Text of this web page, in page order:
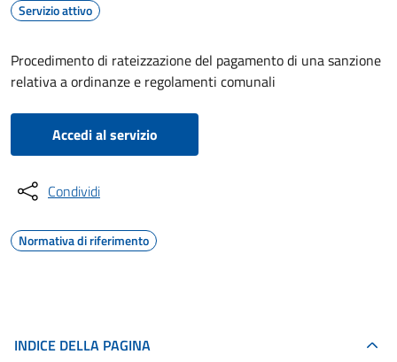
Servizio attivo
Procedimento di rateizzazione del pagamento di una sanzione
relativa a ordinanze e regolamenti comunali
Accedi al servizio
Condividi
Normativa di riferimento
INDICE DELLA PAGINA